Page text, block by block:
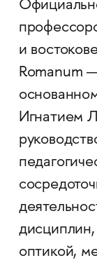
и
Romanum
Игнатием
оптикой,